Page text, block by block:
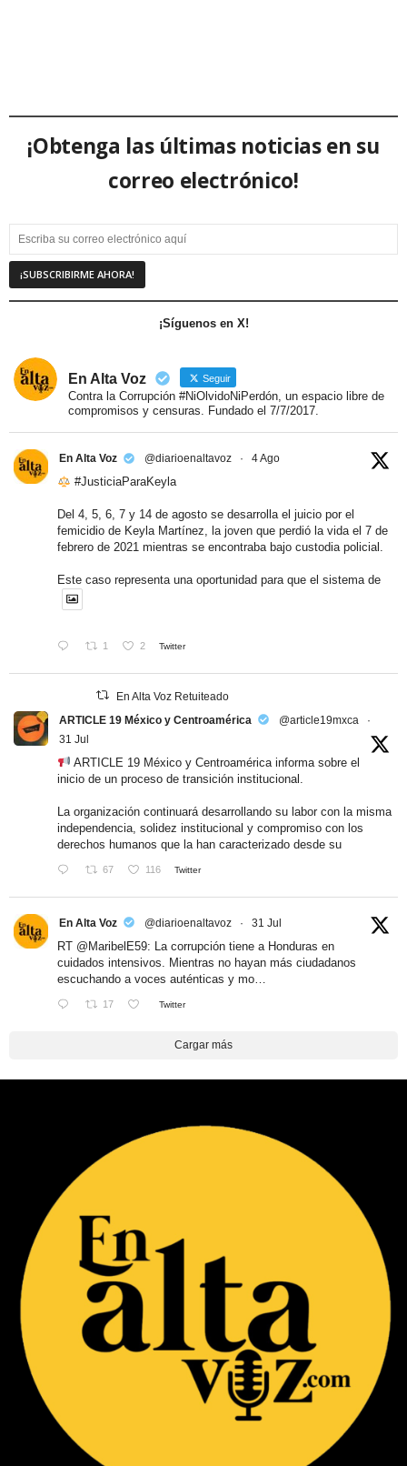
¡Obtenga las últimas noticias en su
correo electrónico!
¡Síguenos en X!
En Alta Voz Seguir
Contra la Corrupción #NiOlvidoNiPerdón, un espacio libre de
compromisos y censuras. Fundado el 7/7/2017.
En Alta Voz @diarioenaltavoz · 4 Ago
#JusticiaParaKeyla
Del 4, 5, 6, 7 y 14 de agosto se desarrolla el juicio por el
femicidio de Keyla Martínez, la joven que perdió la vida el 7 de
febrero de 2021 mientras se encontraba bajo custodia policial.
Este caso representa una oportunidad para que el sistema de
1 2 Twitter
En Alta Voz Retuiteado
ARTICLE 19 México y Centroamérica
@article19mxca
·
31 Jul
ARTICLE 19 México y Centroamérica informa sobre el
inicio de un proceso de transición institucional.
La organización continuará desarrollando su labor con la misma
independencia, solidez institucional y compromiso con los
derechos humanos que la han caracterizado desde su
67 116 Twitter
En Alta Voz @diarioenaltavoz · 31 Jul
RT @MaribelE59: La corrupción tiene a Honduras en
cuidados intensivos. Mientras no hayan más ciudadanos
escuchando a voces auténticas y mo…
17 Twitter
Cargar más